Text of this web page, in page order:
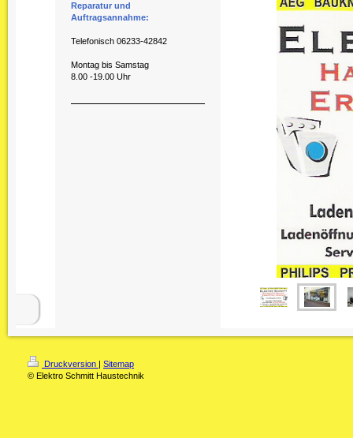
Reparatur und
Auftragsannahme:
Telefonisch 06233-42842
Montag bis Samstag
8.00 -19.00 Uhr
Druckversion | Sitemap
© Elektro Schmitt Haustechnik